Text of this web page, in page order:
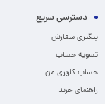
دسترسی سریع
پیگیری سفارش
تسویه حساب
حساب کاربری من
راهنمای خرید